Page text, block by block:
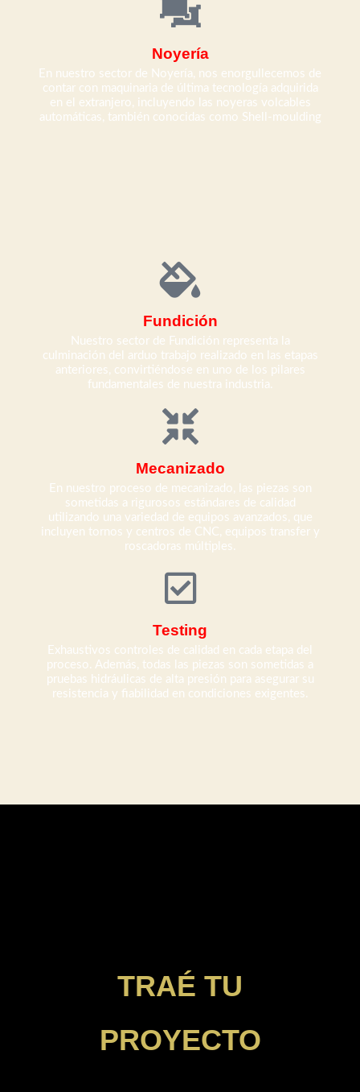
Noyería
En nuestro sector de Noyería, nos enorgullecemos de
contar con maquinaria de última tecnología adquirida
en el extranjero, incluyendo las noyeras volcables
automáticas, también conocidas como Shell-moulding
Fundición
Nuestro sector de Fundición representa la
culminación del arduo trabajo realizado en las etapas
anteriores, convirtiéndose en uno de los pilares
fundamentales de nuestra industria.
Mecanizado
En nuestro proceso de mecanizado, las piezas son
sometidas a rigurosos estándares de calidad
utilizando una variedad de equipos avanzados, que
incluyen tornos y centros de CNC, equipos transfer y
roscadoras múltiples.
Testing
Exhaustivos controles de calidad en cada etapa del
proceso. Además, todas las piezas son sometidas a
pruebas hidráulicas de alta presión para asegurar su
resistencia y fiabilidad en condiciones exigentes.
TRAÉ TU
PROYECTO